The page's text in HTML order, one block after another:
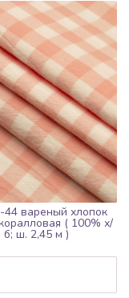
44 вареный хлопок
( 100% х/
б; ш. 2,45 м )